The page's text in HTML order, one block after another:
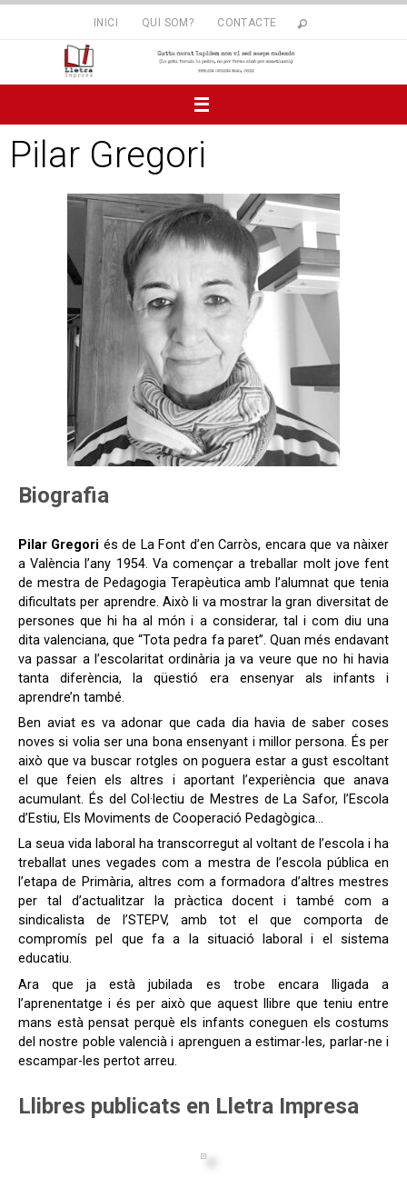
INICI QUI SOM? CONTACTE
Pilar Gregori
Biografia
Pilar Gregori és de La Font d’en Carròs, encara que va nàixer
a València l’any 1954. Va començar a treballar molt jove fent
de mestra de Pedagogia Terapèutica amb l’alumnat que tenia
dificultats per aprendre. Això li va mostrar la gran diversitat de
persones que hi ha al món i a considerar, tal i com diu una
dita valenciana, que “Tota pedra fa paret”. Quan més endavant
va passar a l’escolaritat ordinària ja va veure que no hi havia
tanta diferència, la qüestió era ensenyar als infants i
aprendre’n també.
Ben aviat es va adonar que cada dia havia de saber coses
noves si volia ser una bona ensenyant i millor persona. És per
això que va buscar rotgles on poguera estar a gust escoltant
el que feien els altres i aportant l’experiència que anava
acumulant. És del Col·lectiu de Mestres de La Safor, l’Escola
d’Estiu, Els Moviments de Cooperació Pedagògica…
La seua vida laboral ha transcorregut al voltant de l’escola i ha
treballat unes vegades com a mestra de l’escola pública en
l’etapa de Primària, altres com a formadora d’altres mestres
per tal d’actualitzar la pràctica docent i també com a
sindicalista de l’STEPV, amb tot el que comporta de
compromís pel que fa a la situació laboral i el sistema
educatiu.
Ara que ja està jubilada es trobe encara lligada a
l’aprenentatge i és per això que aquest llibre que teniu entre
mans està pensat perquè els infants coneguen els costums
del nostre poble valencià i aprenguen a estimar-les, parlar-ne i
escampar-les pertot arreu.
Llibres publicats en Lletra Impresa